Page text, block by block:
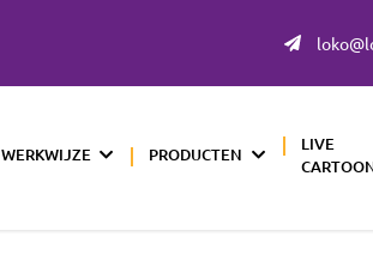
WERKWIJZE PRODUCTEN
LIVE